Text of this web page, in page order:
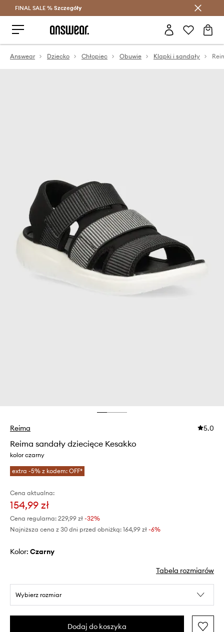
Oszczędzaj z Answear Club >
FINAL SALE % Szczegóły
Answear Dziecko Chłopiec Obuwie Klapki i sandały
Reima 5.0
Reima sandały dziecięce Kesakko
kolor czarny
extra -5% z kodem: OFF*
Cena aktualna:
154,99 zł
Cena regularna: 229,99 zł -32%
Najniższa cena z 30 dni przed obniżką: 164,99 zł -6%
Kolor: czarny
Tabela rozmiarów
Wybierz rozmiar
Dodaj do koszyka